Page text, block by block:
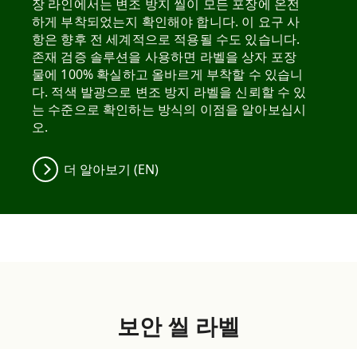
장 라인에서는 변조 방지 씰이 모든 포장에 온전
하게 부착되었는지 확인해야 합니다. 이 요구 사
항은 향후 전 세계적으로 적용될 수도 있습니다.
존재 검증 솔루션을 사용하면 라벨을 상자 포장
물에 100% 확실하고 올바르게 부착할 수 있습니
다. 적색 발광으로 변조 방지 라벨을 신뢰할 수 있
는 수준으로 확인하는 방식의 이점을 알아보십시
오.
더 알아보기 (EN)
보안 씰 라벨